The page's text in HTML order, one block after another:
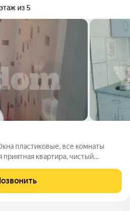
этаж из 5
пластиковые, все комнаты
квартира, чистый
дет.сад,
ипотеки